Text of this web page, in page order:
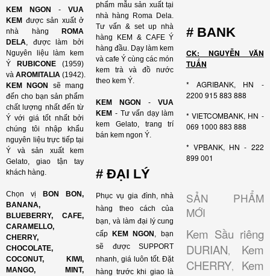
KEM NGON - VUA
KEM được sản xuất ở
nhà hàng
ROMA
DELA, được làm bởi
Nguyên liệu làm kem
Ý
RUBICONE (1959)
và AROMITALIA (1942).
KEM NGON
sẽ mang
đến cho bạn sản phẩm
chất lượng nhất đến từ
Ý với giá tốt nhất bởi
chúng tôi nhập khẩu
nguyên liệu trực tiếp tại
Ý và sản xuất kem
Gelato, giao tận tay
khách hàng.
Chọn vị
BON BON,
BANANA,
BLUEBERRY, CAFE,
CARAMELLO,
CHERRY,
CHOCOLATE,
COCONUT, KIWI,
MANGO, MINT,
phẩm mẫu sản xuất tại
nhà hàng Roma Dela.
Tư vấn & set up nhà
hàng KEM & CAFE Ý
hàng đầu. Dạy làm kem
và cafe Ý cùng các món
kem trà và đồ nước
theo kem Ý.
KEM NGON-VUA
KEM - Tư vấn dạy làm
kem Gelato, trang trí
bán kem ngon Ý.
# ĐẠI LÝ
Phục vụ gia đình, nhà
hàng theo cách của
bạn, và làm đại lý cung
cấp
KEM NGON , bạn
sẽ được SUPPORT
nhanh, giá luôn tốt. Đặt
hàng trước khi giao là
# BANK
CK: NGUYỄN VĂN
TUẤN
* AGRIBANK, HN -
2200 915 883 888
* VIETCOMBANK, HN -
069 1000 883 888
* VPBANK, HN - 222
899 001
SẢN PHẨM
MỚI
Kem Sầu riêng
DURIAN, Kem
CHERRY, Kem